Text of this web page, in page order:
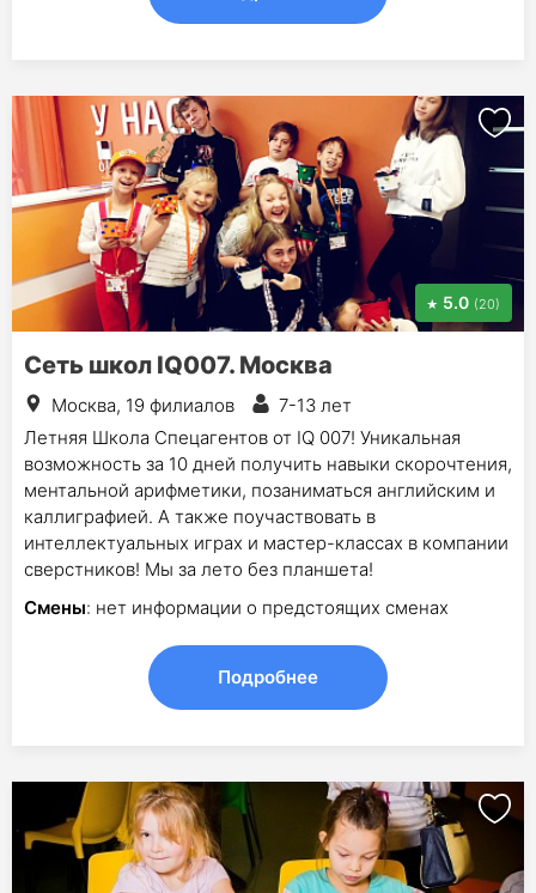
5.0 (20)
Сеть школ IQ007. Москва
Москва, 19 филиалов
7-13 лет
Летняя Школа Спецагентов от IQ 007! Уникальная
возможность за 10 дней получить навыки скорочтения,
ментальной арифметики, позаниматься английским и
каллиграфией. А также поучаствовать в
интеллектуальных играх и мастер-классах в компании
сверстников! Мы за лето без планшета!
Смены: нет информации о предстоящих сменах
Подробнее